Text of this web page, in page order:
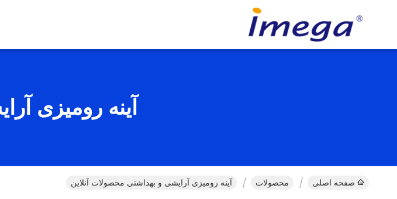
آینه رومیزی
صفحه اصلی محصولات آینه رومیزی آرایشی و بهداشتی محصولات آنلاین